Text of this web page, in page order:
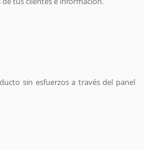
sin esfuerzos a través del panel